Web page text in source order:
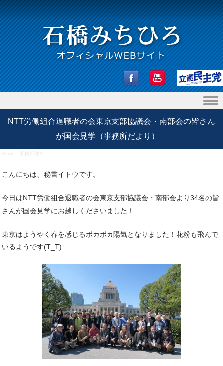
Skip to content
NTT労働組合退職者の会東京支部協議会・南部会の皆さん
が国会見学（事務所だより）
こんにちは、秘書イトウです。
今日はNTT労働組合退職者の会東京支部協議会・南部会より34名の皆
さんが国会見学にお越しくださいました！
東京はようやく春を感じるポカポカ陽気となりました！花粉も飛んで
いるようです(T_T)